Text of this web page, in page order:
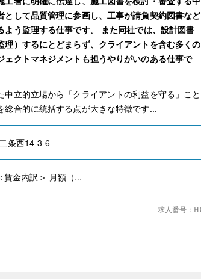
して品質管理に参画し、工事が請負契約図書など
う監理する仕事です。 また同社では、設計図書
）するにとどまらず、クライアントを含む多くの
クトマネジメントも担うやりがいのある仕事で
立的立場から「クライアントの利益を守る」こと
合的に統括する点が大きな特徴です...
条西14-3-6
金内訳＞ 月額（...
求人番号：